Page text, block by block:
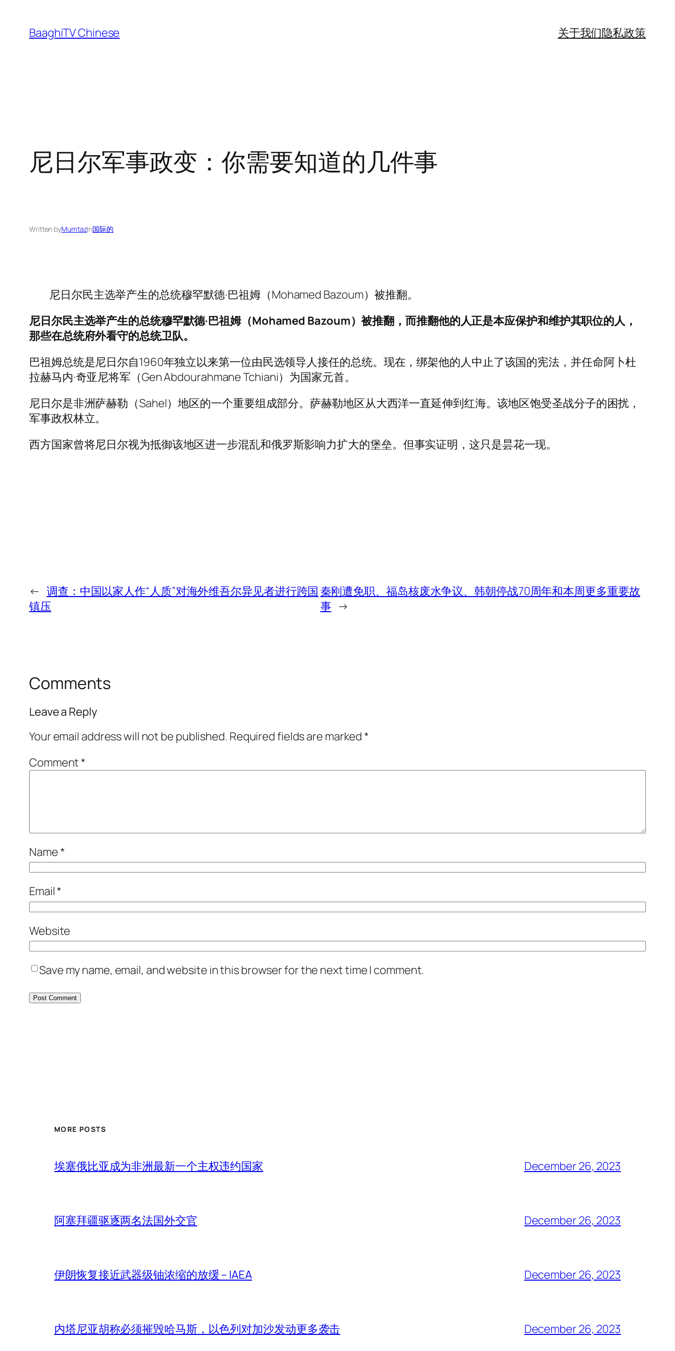
content
BaaghiTV Chinese 关于我们隐私政策
尼日尔军事政变：你需要知道的几件事
Written byMumtazin国际的
尼日尔民主选举产生的总统穆罕默德·巴祖姆（Mohamed Bazoum）被推翻。
尼日尔民主选举产生的总统穆罕默德·巴祖姆（Mohamed Bazoum）被推翻，而推翻他的人正是本应保护和维护其职位的人，
那些在总统府外看守的总统卫队。
巴祖姆总统是尼日尔自1960年独立以来第一位由民选领导人接任的总统。现在，绑架他的人中止了该国的宪法，并任命阿卜杜
拉赫马内·奇亚尼将军（Gen Abdourahmane Tchiani）为国家元首。
尼日尔是非洲萨赫勒（Sahel）地区的一个重要组成部分。萨赫勒地区从大西洋一直延伸到红海。该地区饱受圣战分子的困扰，
军事政权林立。
西方国家曾将尼日尔视为抵御该地区进一步混乱和俄罗斯影响力扩大的堡垒。但事实证明，这只是昙花一现。
← 调查：中国以家人作“人质”对海外维吾尔异见者进行跨国
镇压
秦刚遭免职、福岛核废水争议、韩朝停战70周年和本周更多重要故
事 →
Comments
Leave a Reply
Your email address will not be published. Required fields are marked*
Comment*
Name*
Email*
Website
Save my name, email, and website in this browser for the next time I comment.
MORE POSTS
埃塞俄比亚成为非洲最新一个主权违约国家 December 26, 2023
阿塞拜疆驱逐两名法国外交官 December 26, 2023
伊朗恢复接近武器级铀浓缩的放缓 – IAEA December 26, 2023
内塔尼亚胡称必须摧毁哈马斯，以色列对加沙发动更多袭击 December 26, 2023